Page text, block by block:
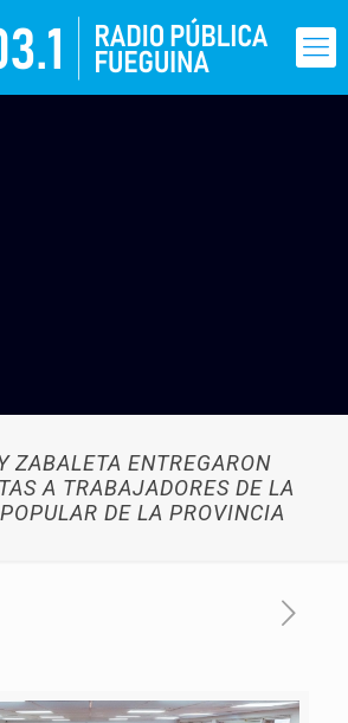
ZABALETA ENTREGARON
A TRABAJADORES DE LA
DE LA PROVINCIA